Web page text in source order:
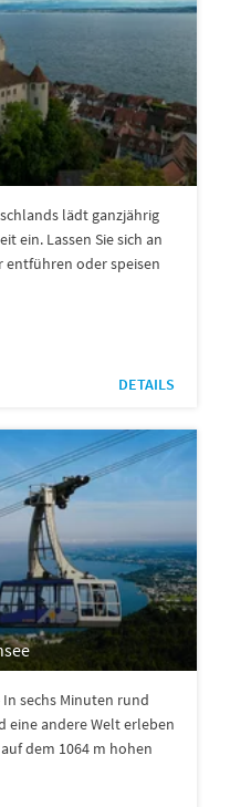
lädt ganzjährig
ein. Lassen Sie sich an
entführen oder speisen
DETAILS
sechs Minuten rund
eine andere Welt erleben
dem 1064 m hohen